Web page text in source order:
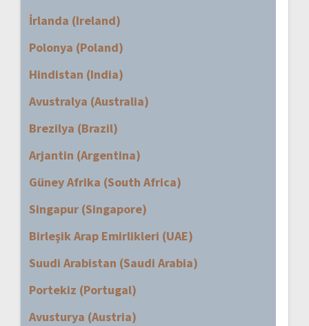
İrlanda (Ireland)
Polonya (Poland)
Hindistan (India)
Avustralya (Australia)
Brezilya (Brazil)
Arjantin (Argentina)
Güney Afrika (South Africa)
Singapur (Singapore)
Birleşik Arap Emirlikleri (UAE)
Suudi Arabistan (Saudi Arabia)
Portekiz (Portugal)
Avusturya (Austria)